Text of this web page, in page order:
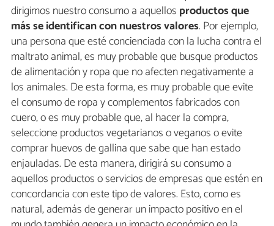
dirigimos nuestro consumo a aquellos productos que
más se identifican con nuestros valores. Por ejemplo,
una persona que esté concienciada con la lucha contra el
maltrato animal, es muy probable que busque productos
de alimentación y ropa que no afecten negativamente a
los animales. De esta forma, es muy probable que evite
el consumo de ropa y complementos fabricados con
cuero, o es muy probable que, al hacer la compra,
seleccione productos vegetarianos o veganos o evite
comprar huevos de gallina que sabe que han estado
enjauladas. De esta manera, dirigirá su consumo a
aquellos productos o servicios de empresas que estén en
concordancia con este tipo de valores. Esto, como es
natural, además de generar un impacto positivo en el